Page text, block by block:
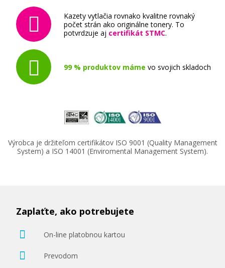
Kazety vytlačia rovnako kvalitne rovnaký
počet strán ako originálne tonery. To
potvrdzuje aj certifikát STMC.
99 % produktov máme vo svojich skladoch
Výrobca je držiteľom certifikátov ISO 9001 (Quality Management
System) a ISO 14001 (Enviromental Management System).
Zaplaťte, ako potrebujete
On-line platobnou kartou
Prevodom